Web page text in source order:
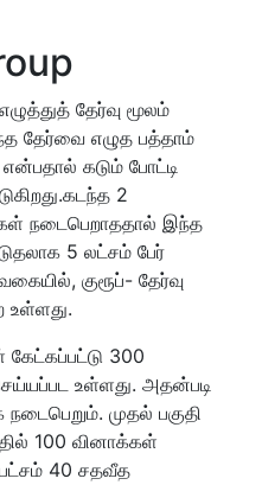
தேர்வு மூலம்
தேர்வை எழுத பத்தாம்
என்பதால் கடும் போட்டி
2
நடைபெறாததால் இந்த
5 லட்சம் பேர்
குரூப்- தேர்வு
உள்ளது.
300
உள்ளது. அதன்படி
நடைபெறும். முதல் பகுதி
100 வினாக்கள்
40 சதவீத